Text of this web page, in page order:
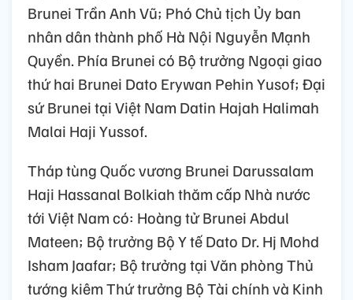
Brunei Trần Anh Vũ; Phó Chủ tịch Ủy ban
nhân dân thành phố Hà Nội Nguyễn Mạnh
Quyền. Phía Brunei có Bộ trưởng Ngoại giao
thứ hai Brunei Dato Erywan Pehin Yusof; Đại
sứ Brunei tại Việt Nam Datin Hajah Halimah
Malai Haji Yussof.
Tháp tùng Quốc vương Brunei Darussalam
Haji Hassanal Bolkiah thăm cấp Nhà nước
tới Việt Nam có: Hoàng tử Brunei Abdul
Mateen; Bộ trưởng Bộ Y tế Dato Dr. Hj Mohd
Isham Jaafar; Bộ trưởng tại Văn phòng Thủ
tướng kiêm Thứ trưởng Bộ Tài chính và Kinh